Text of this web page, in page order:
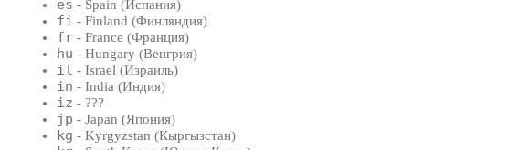
es - Spain (Испания)
fi - Finland (Финляндия)
fr - France (Франция)
hu - Hungary (Венгрия)
il - Israel (Израиль)
in - India (Индия)
iz - ???
jp - Japan (Япония)
kg - Kyrgyzstan (Кыргызстан)